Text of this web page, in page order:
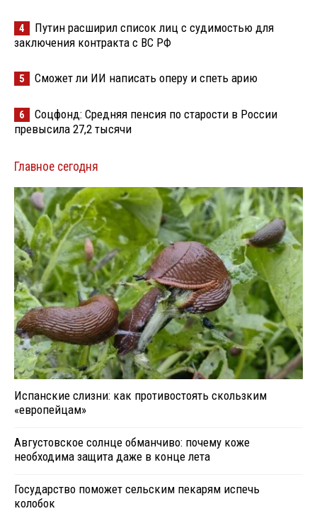
4
Путин расширил список лиц с судимостью для
заключения контракта с ВС РФ
5 Сможет ли ИИ написать оперу и спеть арию
6
Соцфонд: Средняя пенсия по старости в России
превысила 27,2 тысячи
Главное сегодня
Испанские слизни: как противостоять скользким
«европейцам»
Августовское солнце обманчиво: почему коже
необходима защита даже в конце лета
Государство поможет сельским пекарям испечь
колобок